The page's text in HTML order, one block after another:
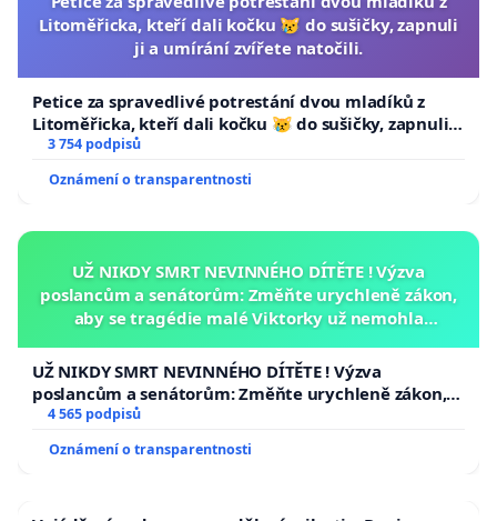
Litoměřicka, kteří dali kočku 😿 do sušičky, zapnuli
ji a umírání zvířete natočili.
Petice za spravedlivé potrestání dvou mladíků z
Litoměřicka, kteří dali kočku 😿 do sušičky, zapnuli ji
a umírání zvířete natočili.
3 754 podpisů
Oznámení o transparentnosti
UŽ NIKDY SMRT NEVINNÉHO DÍTĚTE ! Výzva
poslancům a senátorům: Změňte urychleně zákon,
aby se tragédie malé Viktorky už nemohla
UŽ NIKDY SMRT NEVINNÉHO DÍTĚTE ! Výzva
poslancům a senátorům: Změňte urychleně zákon,
aby se tragédie malé Viktorky už nemohla opakovat!
4 565 podpisů
Oznámení o transparentnosti